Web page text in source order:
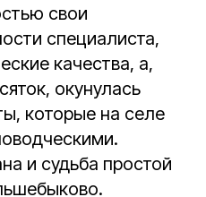
свои
специалиста,
качества, а,
окунулась
которые на селе
и судьба простой